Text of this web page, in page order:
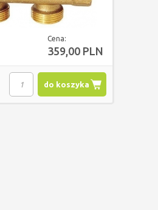
Cena:
359,00 PLN
do koszyka